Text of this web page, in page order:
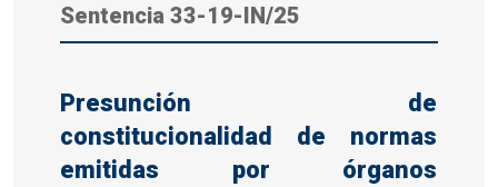
Sentencia 33-19-IN/25
Presunción de
constitucionalidad de normas
emitidas por órganos